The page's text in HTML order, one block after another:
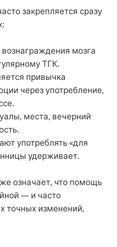
закрепляется сразу
мозга
ТГК.
привычка
через употребление,
места, вечерний
употреблять «для
удерживает.
означает, что помощь
— и часто
точных изменений,